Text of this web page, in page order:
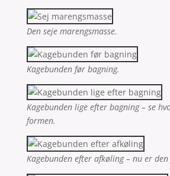
Den seje marengsmasse.
Kagebunden før bagning.
Kagebunden lige efter bagning – se
formen.
Kagebunden efter afkøling – nu er